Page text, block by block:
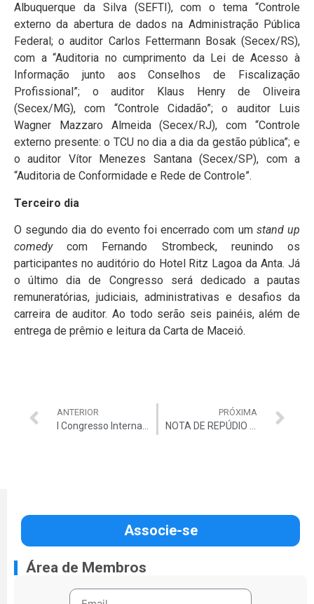
Albuquerque da Silva (SEFTI), com o tema “Controle
externo da abertura de dados na Administração Pública
Federal; o auditor Carlos Fettermann Bosak (Secex/RS),
com a “Auditoria no cumprimento da Lei de Acesso à
Informação junto aos Conselhos de Fiscalização
Profissional”; o auditor Klaus Henry de Oliveira
(Secex/MG), com “Controle Cidadão”; o auditor Luis
Wagner Mazzaro Almeida (Secex/RJ), com “Controle
externo presente: o TCU no dia a dia da gestão pública”; e
o auditor Vítor Menezes Santana (Secex/SP), com a
“Auditoria de Conformidade e Rede de Controle”.
Terceiro dia
O segundo dia do evento foi encerrado com um stand up
comedycom Fernando Strombeck, reunindo os
participantes no auditório do Hotel Ritz Lagoa da Anta. Já
o último dia de Congresso será dedicado a pautas
remuneratórias, judiciais, administrativas e desafios da
carreira de auditor. Ao todo serão seis painéis, além de
entrega de prêmio e leitura da Carta de Maceió.
ANTERIOR PRÓXIMA
Associe-se
Área de Membros